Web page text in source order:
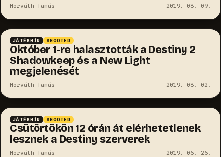
Horváth Tamás 2019. 08. 09.
JÁTÉKHÍR SHOOTER
Október 1-re halasztották a Destiny 2
Shadowkeep és a New Light
megjelenését
Horváth Tamás 2019. 08. 02.
JÁTÉKHÍR SHOOTER
Csütörtökön 12 órán át elérhetetlenek
lesznek a Destiny szerverek
Horváth Tamás 2019. 06. 26.